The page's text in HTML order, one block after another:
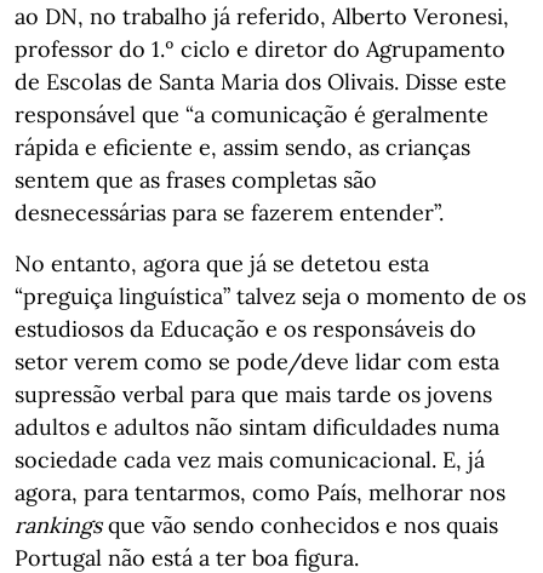
ao DN, no trabalho já referido, Alberto Veronesi,
professor do 1.º ciclo e diretor do Agrupamento
de Escolas de Santa Maria dos Olivais. Disse este
responsável que “a comunicação é geralmente
rápida e eficiente e, assim sendo, as crianças
sentem que as frases completas são
desnecessárias para se fazerem entender”.
No entanto, agora que já se detetou esta
“preguiça linguística” talvez seja o momento de os
estudiosos da Educação e os responsáveis do
setor verem como se pode/deve lidar com esta
supressão verbal para que mais tarde os jovens
adultos e adultos não sintam dificuldades numa
sociedade cada vez mais comunicacional. E, já
agora, para tentarmos, como País, melhorar nos
rankingsque vão sendo conhecidos e nos quais
Portugal não está a ter boa figura.